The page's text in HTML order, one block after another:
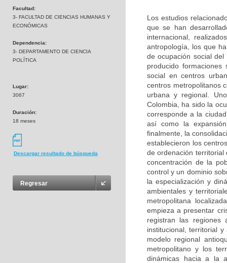
Facultad:
3- FACULTAD DE CIENCIAS HUMANAS Y
ECONÓMICAS
Dependencia:
3- DEPARTAMENTO DE CIENCIA
POLÍTICA
Lugar:
3067
Duración:
18 meses
Descargar resultado de búsqueda
Regresar
Los estudios
que se han
internacional,
antropología, los que
de ocupación social
producido
social en centros
centros metropolitanos
urbana y regional.
Colombia, ha sido la
corresponde a la
así como la
finalmente, la
establecieron los
de ordenación territorial
concentración de la
control y un dominio
la especialización y
ambientales y
metropolitana
empieza a presentar
registran las regiones
institucional, territorial
modelo regional
metropolitano y los
dinámicas hacia a la